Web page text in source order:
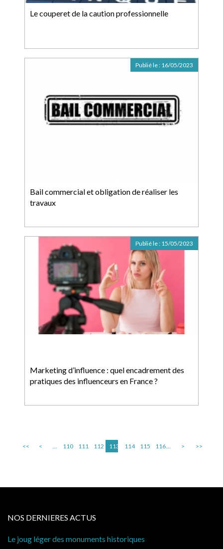
Le couperet de la caution professionnelle
Bail commercial et obligation de réaliser les
travaux
Publié le : 16/05/2023
Marketing d’influence : quel encadrement des
pratiques des influenceurs en France ?
Publié le : 15/05/2023
<< < ... 110 111 112 113 114 115 116... > >>
NOS DERNIERES ACTUS
Cabines de plage : le juge admet